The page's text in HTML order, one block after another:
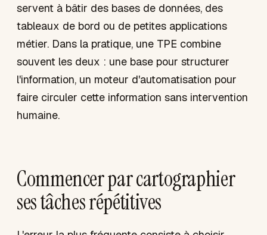
servent à bâtir des bases de données, des
tableaux de bord ou de petites applications
métier. Dans la pratique, une TPE combine
souvent les deux : une base pour structurer
l'information, un moteur d'automatisation pour
faire circuler cette information sans intervention
humaine.
Commencer par cartographier
ses tâches répétitives